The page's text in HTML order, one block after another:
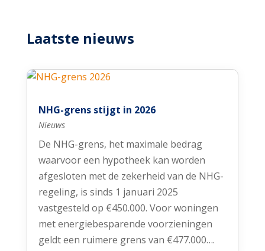
Laatste nieuws
NHG-grens stijgt in 2026
Nieuws
De NHG-grens, het maximale bedrag
waarvoor een hypotheek kan worden
afgesloten met de zekerheid van de NHG-
regeling, is sinds 1 januari 2025
vastgesteld op €450.000. Voor woningen
met energiebesparende voorzieningen
geldt een ruimere grens van €477.000….